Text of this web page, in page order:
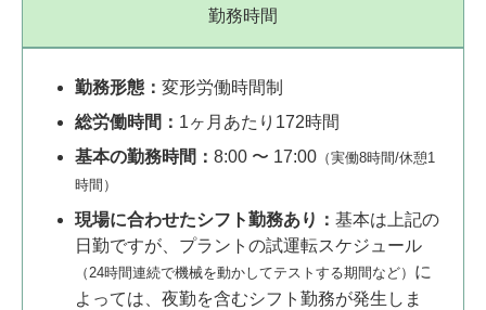
勤務時間
勤務形態： 変形労働時間制
総労働時間： 1ヶ月あたり172時間
基本の勤務時間： 8:00 〜 17:00 （実働8時間/休憩1
時間）
現場に合わせたシフト勤務あり： 基本は上記の
日勤ですが、プラントの試運転スケジュール
（24時間連続で機械を動かしてテストする期間など） に
よっては、夜勤を含むシフト勤務が発生しま